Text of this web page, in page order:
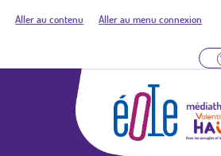
Aller au contenu Aller au menu connexion